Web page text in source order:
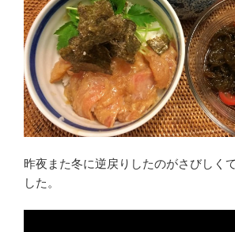
昨夜また冬に逆戻りしたのがさびしく
した。